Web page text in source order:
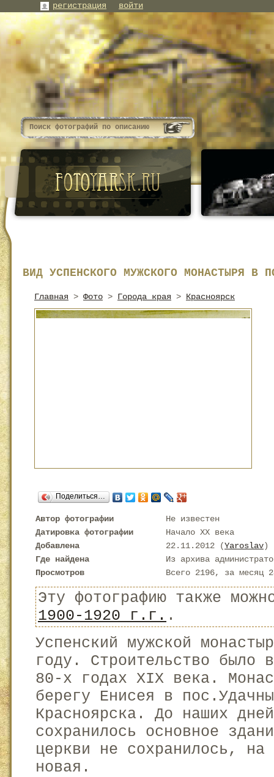
ВИД УСПЕНСКОГО МУЖСКОГО МОНАСТЫРЯ В
Главная > Фото > Города края > Красноярск
Поделиться…
Автор фотографии
Не известен
Датировка фотографии
Начало XX века
Добавлена
22.11.2012 (Yaroslav)
Где найдена
Из архива
Просмотров
Всего 2196, за месяц
Эту фотографию также
1900-1920 г.г. .
Успенский мужской
году. Строительство было
80-х годах XIX века.
берегу Енисея в
Красноярска. До наших
сохранилось основное
церкви не сохранилось, на
новая.
регистрация войти